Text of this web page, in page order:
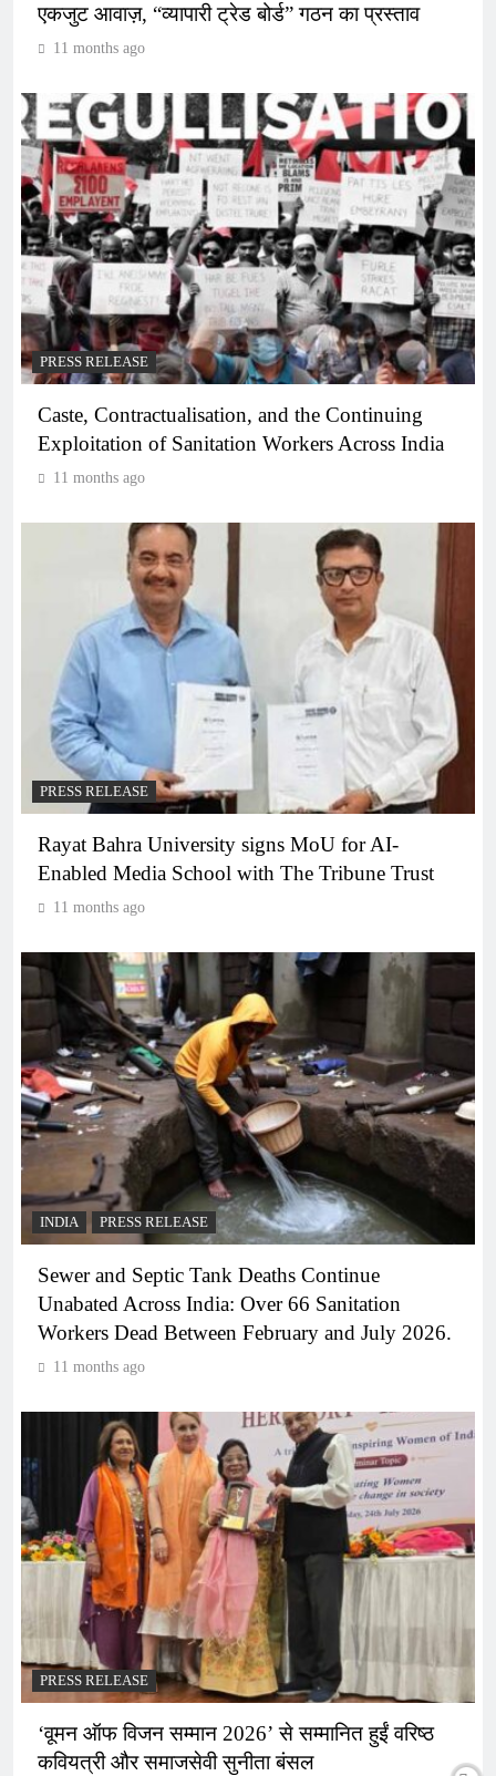
एकजुट आवाज़, “व्यापारी ट्रेड बोर्ड” गठन का प्रस्ताव
11 months ago
PRESS RELEASE
Caste, Contractualisation, and the Continuing
Exploitation of Sanitation Workers Across India
11 months ago
PRESS RELEASE
Rayat Bahra University signs MoU for AI-
Enabled Media School with The Tribune Trust
11 months ago
INDIA PRESS RELEASE
Sewer and Septic Tank Deaths Continue
Unabated Across India: Over 66 Sanitation
Workers Dead Between February and July 2026.
11 months ago
PRESS RELEASE
‘वूमन ऑफ विजन सम्मान 2026’ से सम्मानित हुईं वरिष्ठ
कवियत्री और समाजसेवी सुनीता बंसल